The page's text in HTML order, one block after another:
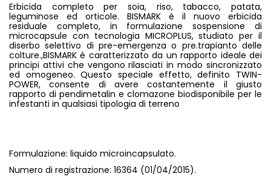
Erbicida completo per soia, riso, tabacco, patata,
leguminose ed orticole. BISMARK è il nuovo erbicida
residuale completo, in formulazione sospensione di
microcapsule con tecnologia MICROPLUS, studiato per il
diserbo selettivo di pre-emergenza o pre.trapianto delle
colture.,BISMARK è caratterizzato da un rapporto ideale dei
principi attivi che vengono rilasciati in modo sincronizzato
ed omogeneo. Questo speciale effetto, definito TWIN-
POWER, consente di avere costantemente il giusto
rapporto di pendimetalin e clomazone biodisponibile per le
infestanti in qualsiasi tipologia di terreno
Formulazione: liquido microincapsulato.
Numero di registrazione: 16364 (01/04/2015).